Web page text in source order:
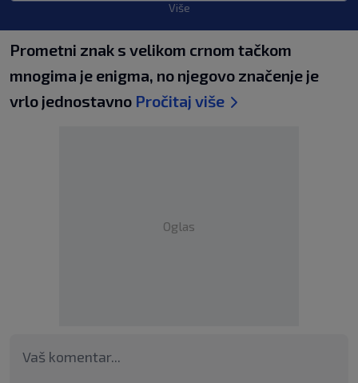
Više
Prometni znak s velikom crnom tačkom
mnogima je enigma, no njegovo značenje je
vrlo jednostavno Pročitaj više
Oglas